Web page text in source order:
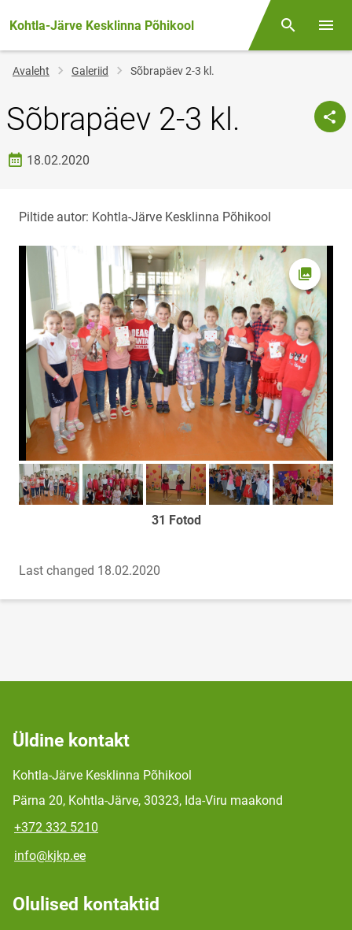
Kohtla-Järve Kesklinna Põhikool Otsing
Jälglink
Avaleht Galeriid Sõbrapäev 2-3 kl.
Sõbrapäev 2-3 kl.
Loomise kuupäev
18.02.2020
Piltide autor: Kohtla-Järve Kesklinna Põhikool
Foto
Too foto fookusesseToo foto fookusesseToo foto fookusesseToo foto fookusesse
Too foto
31 Fotod
Last changed 18.02.2020
Üldine kontakt
Kohtla-Järve Kesklinna Põhikool
Pärna 20, Kohtla-Järve, 30323, Ida-Viru maakond
+372 332 5210
info@kjkp.ee
Olulised kontaktid